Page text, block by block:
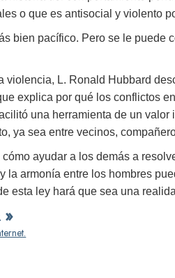
o que es antisocial y violento
bien pacífico. Pero se le puede
violencia, L. Ronald Hubbard
explica por qué los conflictos
una herramienta de un
ya sea entre vecinos,
ayudar a los demás a
la armonía entre los hombres
esta ley hará que sea una
»